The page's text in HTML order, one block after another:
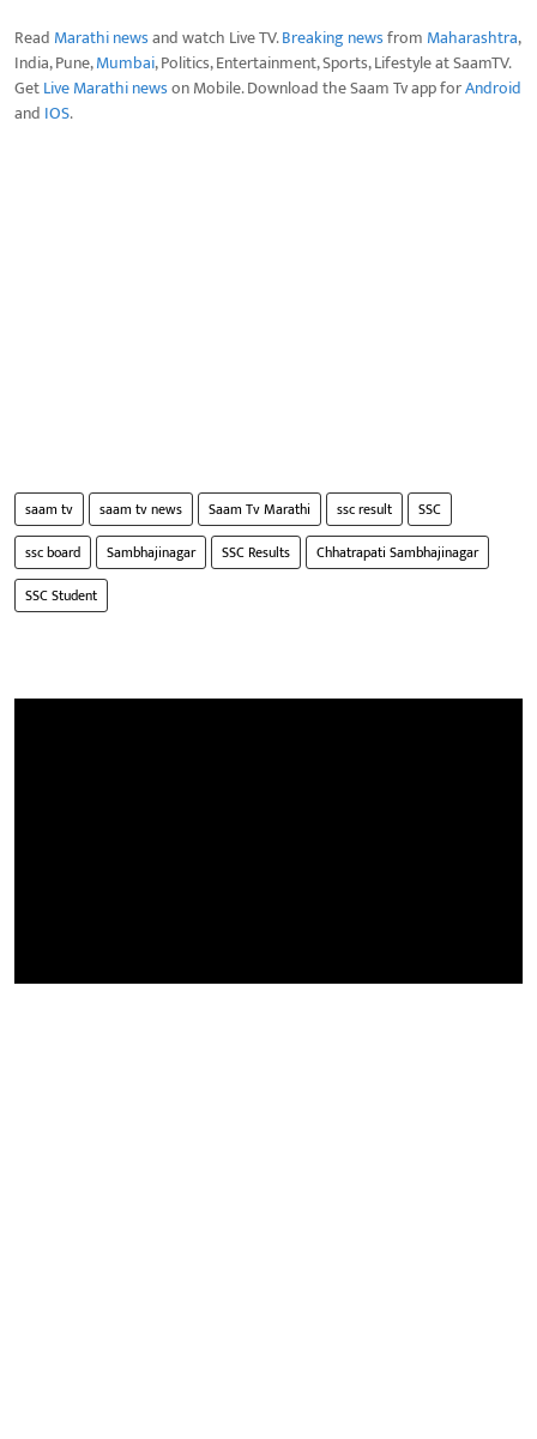
Read Marathi newsand watch Live TV.Breaking newsfrom Maharashtra,
India, Pune,Mumbai, Politics, Entertainment, Sports, Lifestyle at SaamTV.
GetLive Marathi newson Mobile. Download the Saam Tv app forAndroid
and IOS.
saam tv saam tv news Saam Tv Marathi ssc result
SSC
ssc board
Sambhajinagar SSC Results
Chhatrapati Sambhajinagar
SSC Student